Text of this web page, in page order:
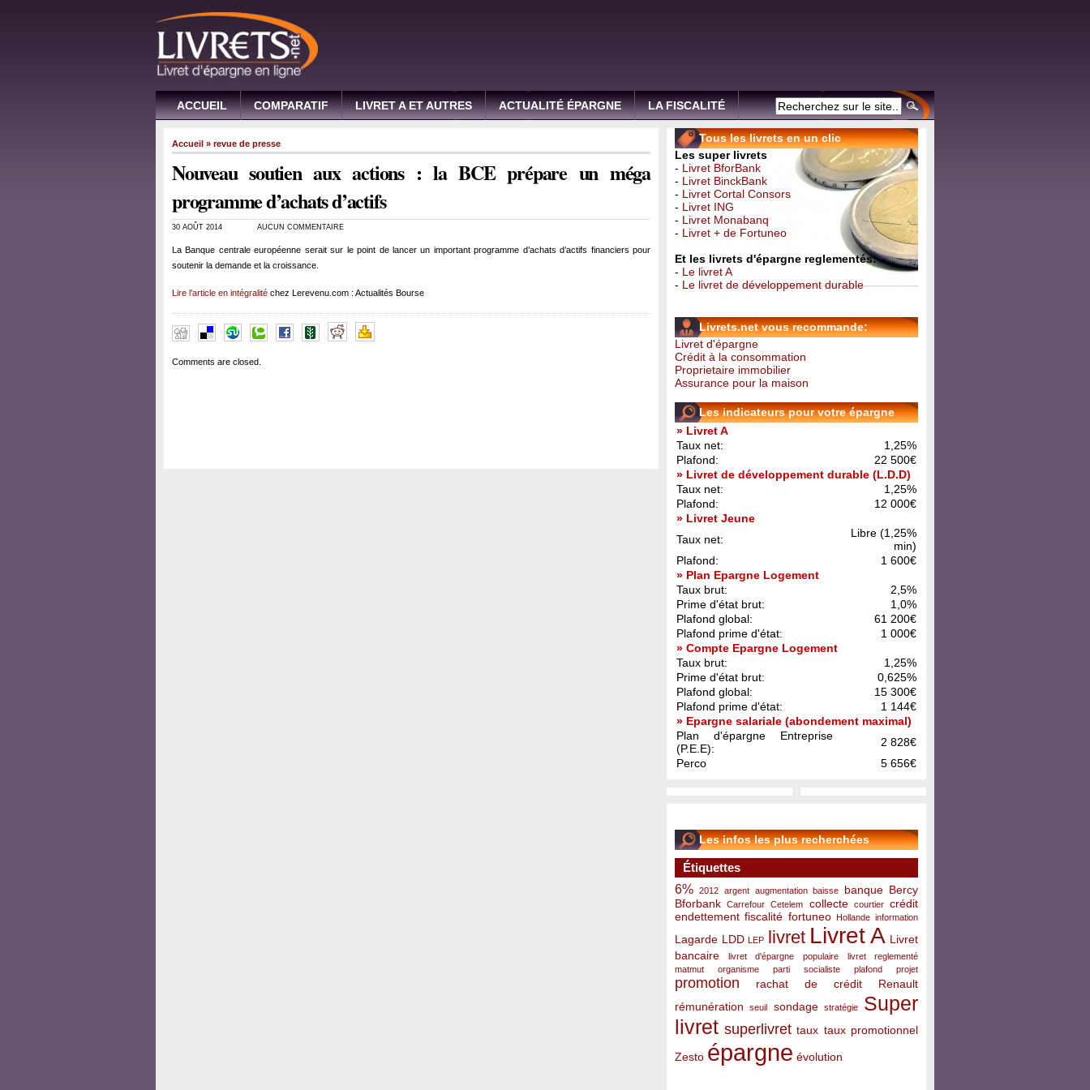
ACCUEIL COMPARATIF LIVRET A ET AUTRES ACTUALITÉ ÉPARGNE LA FISCALITÉ
Accueil » revue de presse
Nouveau soutien aux actions : la BCE prépare un méga
programme d’achats d’actifs
30 AOÛT 2014 AUCUN COMMENTAIRE
La Banque centrale européenne serait sur le point de lancer un important programme d’achats d’actifs financiers pour
soutenir la demande et la croissance.
Lire l’article en intégralité chez Lerevenu.com : Actualités Bourse
Comments are closed.
Tous les livrets en un clic
Les super livrets
- Livret BforBank
- Livret BinckBank
- Livret Cortal Consors
- Livret ING
- Livret Monabanq
- Livret + de Fortuneo
Et les livrets d'épargne reglementés:
- Le livret A
- Le livret de développement durable
Livrets.net vous recommande:
Livret d'épargne
Crédit à la consommation
Proprietaire immobilier
Assurance pour la maison
Les indicateurs pour votre épargne
» Livret A
Taux net:
1,25%
Plafond:
22 500€
» Livret de développement durable (L.D.D)
Taux net:
1,25%
Plafond:
12 000€
» Livret Jeune
Taux net:
Libre (1,25%
min)
Plafond:
1 600€
» Plan Epargne Logement
Taux brut:
2,5%
Prime d'état brut:
1,0%
Plafond global:
61 200€
Plafond prime d'état:
1 000€
» Compte Epargne Logement
Taux brut:
1,25%
Prime d'état brut:
0,625%
Plafond global:
15 300€
Plafond prime d'état:
1 144€
» Epargne salariale (abondement maximal)
Plan d'épargne Entreprise
(P.E.E):
2 828€
Perco
5 656€
Les infos les plus recherchées
Étiquettes
6% 2012 argent augmentation baisse banque Bercy
Bforbank
Carrefour Cetelem collecte courtier
crédit
endettement fiscalité fortuneo Hollande information
Lagarde LDD LEP livret Livret A Livret
bancaire
livret d'épargne populaire
livret reglementé
matmut
organisme parti socialiste plafond projet
promotion rachat de crédit
Renault
rémunération
seuil sondage stratégie
Super
livret superlivret taux taux promotionnel
Zesto épargne évolution